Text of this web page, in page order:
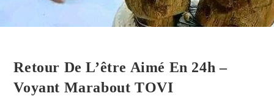
Retour De L’être Aimé En 24h –
Voyant Marabout TOVI